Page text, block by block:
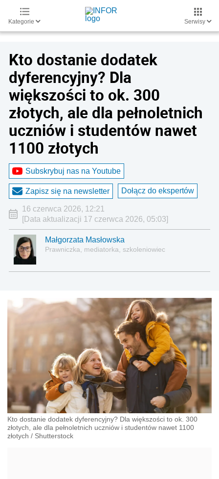
Kategorie Serwisy
Kto dostanie dodatek
dyferencyjny? Dla
większości to ok. 300
złotych, ale dla pełnoletnich
uczniów i studentów nawet
1100 złotych
Subskrybuj nas na Youtube
Zapisz się na newsletter Dołącz do ekspertów
16 czerwca 2026, 12:21
[Data aktualizacji 17 czerwca 2026, 05:03]
Małgorzata Masłowska
Prawniczka, mediatorka, szkoleniowiec
Kto dostanie dodatek dyferencyjny? Dla większości to ok. 300
złotych, ale dla pełnoletnich uczniów i studentów nawet 1100
złotych / Shutterstock